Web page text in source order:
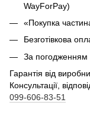
WayForPay)
«Покупка
Безготівкова
За
Гарантія від
Консультації,
099-606-83-51